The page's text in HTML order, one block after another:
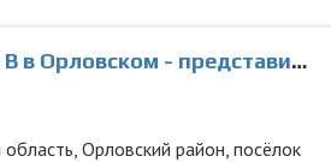
ООО Ведущая Утилизирующая Компания
область, Орловский район, посёлок